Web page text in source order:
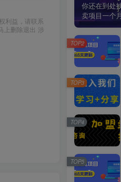
利益，请联系
上删除退出 涉
你还在到处
卖项目一个
TOP2
TOP3
TOP4
TOP5